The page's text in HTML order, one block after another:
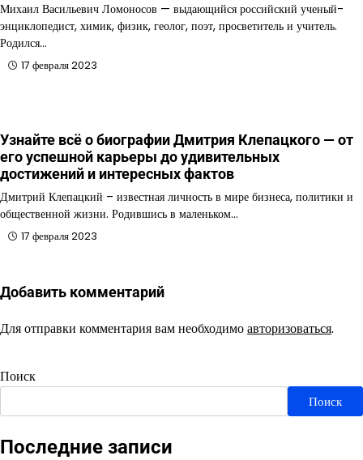
Михаил Васильевич Ломоносов — выдающийся российский ученый-
энциклопедист, химик, физик, геолог, поэт, просветитель и учитель.
Родился…
17 февраля 2023
Узнайте всё о биографии Дмитрия Клепацкого — от
его успешной карьеры до удивительных
достижений и интересных фактов
Дмитрий Клепацкий – известная личность в мире бизнеса, политики и
общественной жизни. Родившись в маленьком…
17 февраля 2023
Добавить комментарий
Для отправки комментария вам необходимоавторизоваться.
Поиск
Поиск
Последние записи